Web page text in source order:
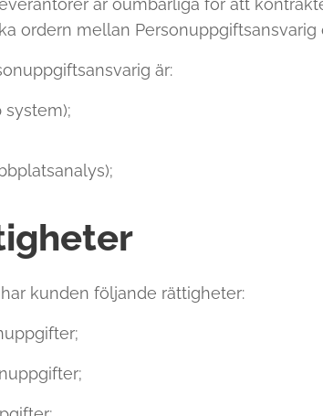
är oumbärliga för att
ordern mellan Personuppgiftsansvarig
är:
system);
kunden följande rättigheter: